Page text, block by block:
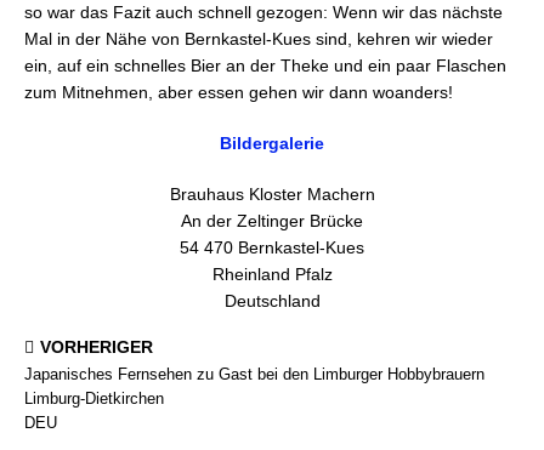
so war das Fazit auch schnell gezogen: Wenn wir das nächste
Mal in der Nähe von Bernkastel-Kues sind, kehren wir wieder
ein, auf ein schnelles Bier an der Theke und ein paar Flaschen
zum Mitnehmen, aber essen gehen wir dann woanders!
Bildergalerie
Brauhaus Kloster Machern
An der Zeltinger Brücke
54 470 Bernkastel-Kues
Rheinland Pfalz
Deutschland
VORHERIGER
Japanisches Fernsehen zu Gast bei den Limburger Hobbybrauern
Limburg-Dietkirchen
DEU